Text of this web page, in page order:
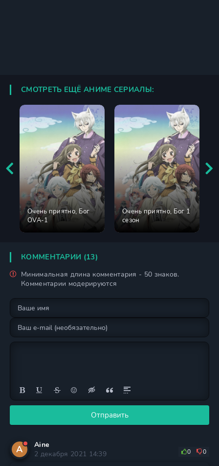
СМОТРЕТЬ ЕЩЁ АНИМЕ СЕРИАЛЫ:
Очень приятно, Бог
OVA-1
Очень приятно, Бог 1
сезон
КОММЕНТАРИИ (13)
Минимальная длина комментария - 50 знаков.
Комментарии модерируются
Отправить
A
Aine
2 декабря 2021 14:39
0 0